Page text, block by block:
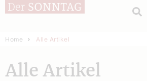
Home Alle Artikel
Alle Artikel